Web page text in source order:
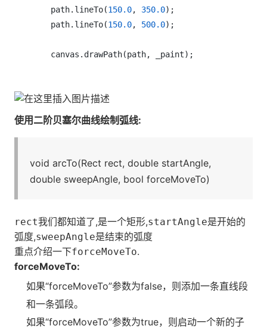
    path.lineTo(
150.0, 350.0);
    path.lineTo(
150.0, 500.0);
使用二阶贝塞尔曲线绘制弧线:
void arcTo(Rect rect, double startAngle,
double sweepAngle, bool forceMoveTo)
rect我们都知道了,是一个矩形,startAngle是开始的
弧度,sweepAngle是结束的弧度
重点介绍一下forceMoveTo.
forceMoveTo:
如果“forceMoveTo”参数为false，则添加一条直线段
和一条弧段。
如果“forceMoveTo”参数为true，则启动一个新的子